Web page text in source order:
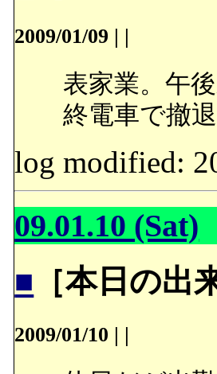
2009/01/09 | |
表家業。午後
終電車で撤退
log modified:
09.01.10 (Sat)
■ ［本日の出
2009/01/10 | |